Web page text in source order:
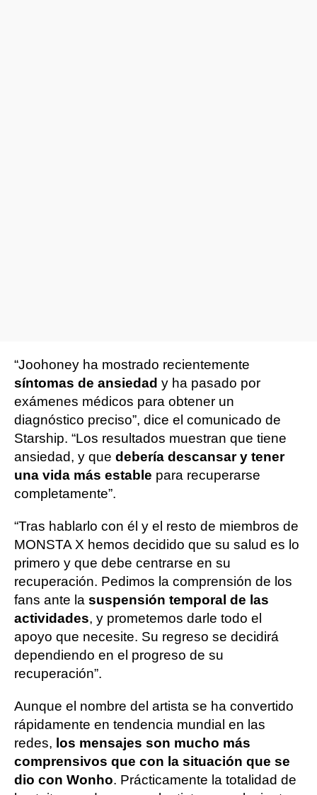
“Joohoney ha mostrado recientemente
síntomas de ansiedad y ha pasado por
exámenes médicos para obtener un
diagnóstico preciso”, dice el comunicado de
Starship. “Los resultados muestran que tiene
ansiedad, y que debería descansar y tener
una vida más estable para recuperarse
completamente”.
“Tras hablarlo con él y el resto de miembros de
MONSTA X hemos decidido que su salud es lo
primero y que debe centrarse en su
recuperación. Pedimos la comprensión de los
fans ante la suspensión temporal de las
actividades, y prometemos darle todo el
apoyo que necesite. Su regreso se decidirá
dependiendo en el progreso de su
recuperación”.
Aunque el nombre del artista se ha convertido
rápidamente en tendencia mundial en las
redes, los mensajes son mucho más
comprensivos que con la situación que se
dio con Wonho. Prácticamente la totalidad de